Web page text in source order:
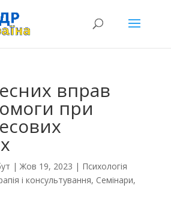
вправ
при
| Жов 19, 2023 | Психологія
і консультування, Семінари,